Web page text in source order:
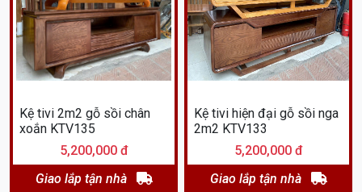
Kệ tivi 2m2 gỗ sồi chân
xoắn KTV135
5,200,000 đ
Giao lắp tận nhà
Kệ tivi hiện đại gỗ sồi nga
2m2 KTV133
5,200,000 đ
Giao lắp tận nhà